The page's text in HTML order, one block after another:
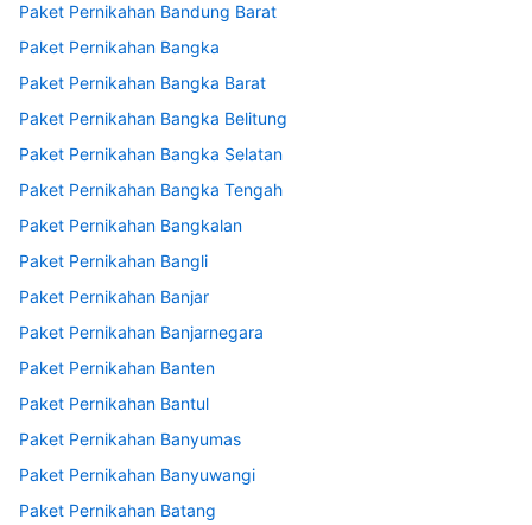
Paket Pernikahan Bandung Barat
Paket Pernikahan Bangka
Paket Pernikahan Bangka Barat
Paket Pernikahan Bangka Belitung
Paket Pernikahan Bangka Selatan
Paket Pernikahan Bangka Tengah
Paket Pernikahan Bangkalan
Paket Pernikahan Bangli
Paket Pernikahan Banjar
Paket Pernikahan Banjarnegara
Paket Pernikahan Banten
Paket Pernikahan Bantul
Paket Pernikahan Banyumas
Paket Pernikahan Banyuwangi
Paket Pernikahan Batang